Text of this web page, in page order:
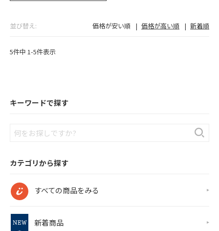
並び替え 価格が安い順 価格が高い順 新着順
5件中 1-5件表示
キーワードで探す
カテゴリから探す
すべての商品をみる
新着商品